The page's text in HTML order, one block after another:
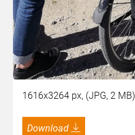
1616x3264 px, (JPG, 2 MB)
Download